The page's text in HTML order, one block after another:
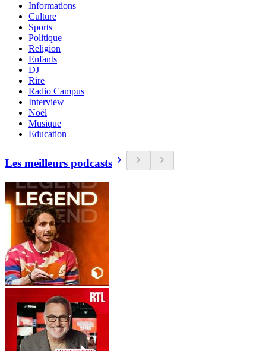
Informations
Culture
Sports
Politique
Religion
Enfants
DJ
Rire
Radio Campus
Interview
Noël
Musique
Education
Les meilleurs podcasts